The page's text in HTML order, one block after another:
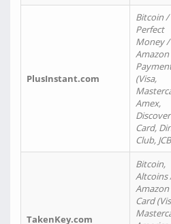
PlusInstant.com
Bitcoin /
Perfect
Money /
Amazon
(Visa,
Amex,
Discover
Card,
Club,
TakenKey.com
Bitcoin,
Altcoins
Amazon
Card